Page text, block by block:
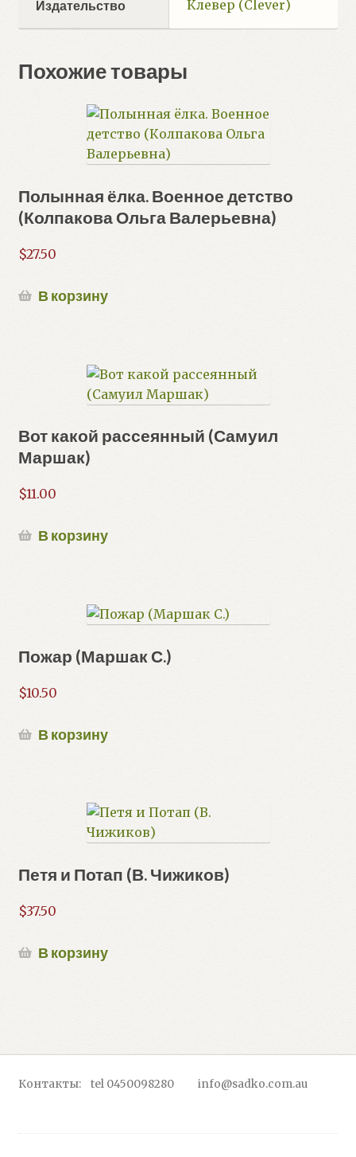
Издательство Клевер (Clever)
Похожие товары
Полынная ёлка. Военное детство
(Колпакова Ольга Валерьевна)
$27.50
В корзину
Вот какой рассеянный (Самуил
Маршак)
$11.00
В корзину
Пожар (Маршак С.)
$10.50
В корзину
Петя и Потап (В. Чижиков)
$37.50
В корзину
Контакты: tel 0450098280 info@sadko.com.au